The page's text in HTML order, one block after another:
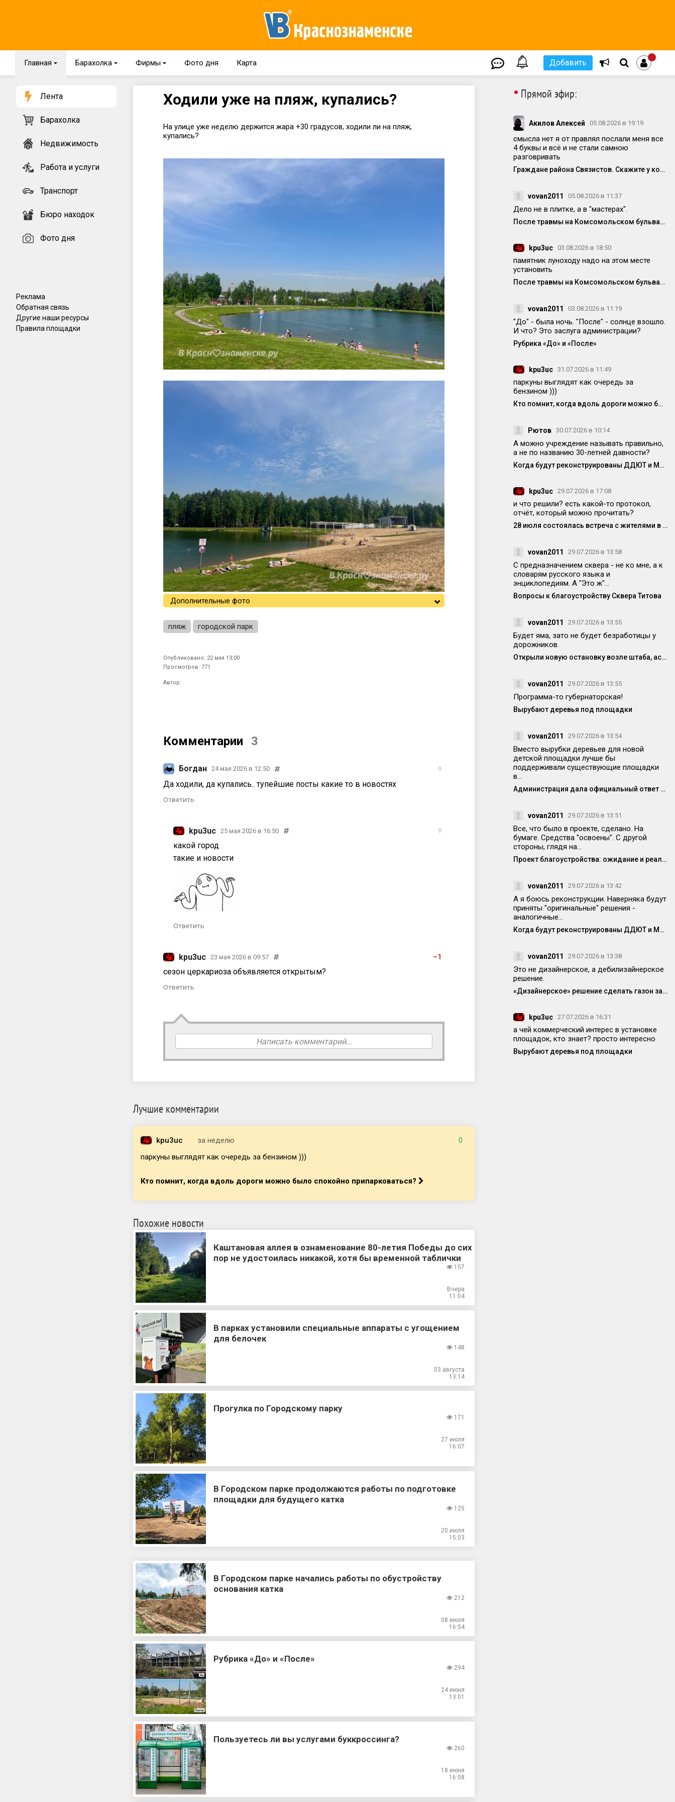
Главная { Барахолка { Фирмы { Фото дня Карта Добавить
Лента
Барахолка
Недвижимость
Работа и услуги
Транспорт
Бюро находок
Фото дня
Реклама
Обратная связь
Другие наши ресурсы
Правила площадки
Ходили уже на пляж, купались?
На улице уже неделю держится жара +30 градусов, ходили ли на пляж,
купались?
Дополнительные фото
пляж городской парк
Опубликовано: 22 мая 13:00
Просмотров: 771
Автор:
Комментарии 3
Богдан 24 мая 2026 в 12:50 0
Да ходили, да купались.. тупейшие посты какие то в новостях
Ответить
kpu3uc 25 мая 2026 в 16:50 0
какой город
такие и новости
Ответить
kpu3uc 23 мая 2026 в 09:57 –1
сезон церкариоза объявляется открытым?
Ответить
Написать комментарий...
Лучшие комментарии
kpu3uc за неделю
0
паркуны выглядят как очередь за бензином )))
Кто помнит, когда вдоль дороги можно было спокойно припарковаться?
Похожие новости
Каштановая аллея в ознаменование 80-летия Победы до сих
пор не удостоилась никакой, хотя бы временной таблички
157
Вчера
11:04
В парках установили специальные аппараты с угощением
для белочек
148
03 августа
13:14
Прогулка по Городскому парку
171
27 июля
16:07
В Городском парке продолжаются работы по подготовке
площадки для будущего катка
125
20 июля
15:03
В Городском парке начались работы по обустройству
основания катка
212
08 июля
16:54
Рубрика «До» и «После»
294
24 июня
13:01
Пользуетесь ли вы услугами буккроссинга?
260
18 июня
16:08
• Прямой эфир:
Акилов Алексей 05.08.2026 в 19:19
смысла нет я от правлял послали меня все
4 буквы и всё и не стали самною
разговривать
Граждане района Связистов. Скажите у кого ещё полетела техника от частых вкл/выкл электричества
vovan2011 05.08.2026 в 11:37
Дело не в плитке, а в "мастерах".
После травмы на Комсомольском бульваре исправили немного плитку, но она опять вся перекошена
kpu3uc 03.08.2026 в 18:50
памятник луноходу надо на этом месте
установить
После травмы на Комсомольском бульваре исправили немного плитку, но она опять вся перекошена
vovan2011 03.08.2026 в 11:19
"До" - была ночь. "После" - солнце взошло.
И что? Это заслуга администрации?
Рубрика «До» и «После»
kpu3uc 31.07.2026 в 11:49
паркуны выглядят как очередь за
бензином )))
Кто помнит, когда вдоль дороги можно было спокойно припарковаться?
Рютов 30.07.2026 в 10:14
А можно учреждение называть правильно,
а не по названию 30-летней давности?
Когда будут реконструированы ДДЮТ и МЦ?
kpu3uc 29.07.2026 в 17:08
и что решили? есть какой-то протокол,
отчёт, который можно прочитать?
28 июля состоялась встреча с жителями в формате «выездной администрации»
vovan2011 29.07.2026 в 13:58
С предназначением сквера - не ко мне, а к
словарям русского языка и
энциклопедиям. А "Это ж"...
Вопросы к благоустройству Сквера Титова
vovan2011 29.07.2026 в 13:55
Будет яма, зато не будет безработицы у
дорожников.
Открыли новую остановку возле штаба, асфальт уже просел! Кто-то отвечает за качество работ?
vovan2011 29.07.2026 в 13:55
Программа-то губернаторская!
Вырубают деревья под площадки
vovan2011 29.07.2026 в 13:54
Вместо вырубки деревьев для новой
детской площадки лучше бы
поддерживали существующие площадки
в...
Администрация дала официальный ответ по поводу спила деревьев на Победе 14
vovan2011 29.07.2026 в 13:51
Все, что было в проекте, сделано. На
бумаге. Средства "освоены". С другой
стороны, глядя на...
Проект благоустройства: ожидание и реальность
vovan2011 29.07.2026 в 13:42
А я боюсь реконструкции. Наверняка будут
приняты "оригинальные" решения -
аналогичные...
Когда будут реконструированы ДДЮТ и МЦ?
vovan2011 29.07.2026 в 13:38
Это не дизайнерское, а дебилизайнерское
решение.
«Дизайнерское» решение сделать газон заставляет людей прыгать через бордюр или выходить навстречу потоку машин
kpu3uc 27.07.2026 в 16:31
а чей коммерческий интерес в установке
площадок, кто знает? просто интересно
Вырубают деревья под площадки